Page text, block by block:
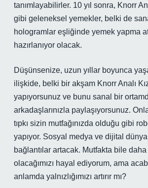
tanımlayabilirler. 10 yıl sonra, Knorr
gibi geleneksel yemekler, belki de
hologramlar eşliğinde yemek yapma
hazırlanıyor olacak.
Düşünsenize, uzun yıllar boyunca
ilişkide, belki bir akşam Knorr Analı
yapıyorsunuz ve bunu sanal bir
arkadaşlarınızla paylaşıyorsunuz.
tıpkı sizin mutfağınızda olduğu gibi
yapıyor. Sosyal medya ve dijital
bağlantılar artacak. Mutfakta bile
olacağımızı hayal ediyorum, ama
anlamda yalnızlığımızı artırır mı?